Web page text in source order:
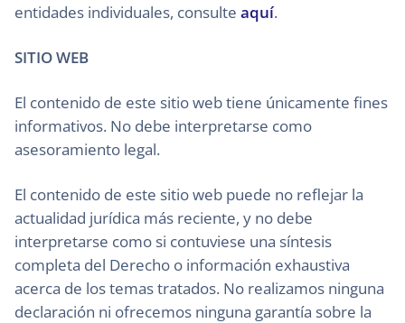
entidades individuales, consulte aquí.
SITIO WEB
El contenido de este sitio web tiene únicamente fines
informativos. No debe interpretarse como
asesoramiento legal.
El contenido de este sitio web puede no reflejar la
actualidad jurídica más reciente, y no debe
interpretarse como si contuviese una síntesis
completa del Derecho o información exhaustiva
acerca de los temas tratados. No realizamos ninguna
declaración ni ofrecemos ninguna garantía sobre la